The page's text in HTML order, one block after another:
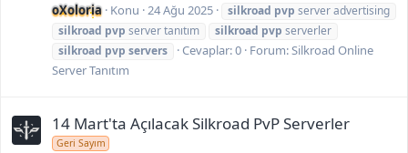
oXoloria Konu 24 Ağu 2025 silkroad pvp server advertising
silkroad pvp server tanıtım silkroad pvp serverler
silkroad pvp servers Cevaplar: 0 Forum:Silkroad Online
Server Tanıtım
14 Mart'ta Açılacak Silkroad PvP Serverler
Geri Sayım